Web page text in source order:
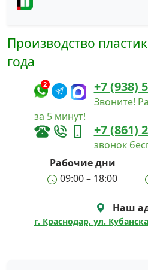
Производство
года
2 +7 (938)
Звоните!
за 5 минут!
+7 (861)
звонок
Рабочие дни
09:00 – 18:00
Наш
г. Краснодар, ул.